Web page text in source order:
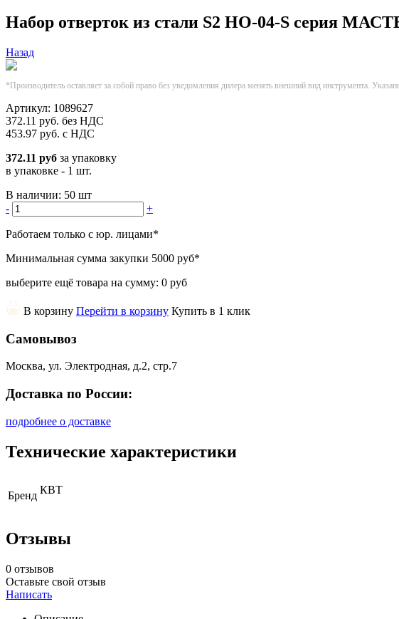
Набор отверток из стали S2 НО-04-S серия
Назад
*Производитель оставляет за собой право без уведомления дилера менять внешний вид инструмента.
Артикул: 1089627
372.11 руб. без НДС
453.97 руб. с НДС
372.11 руб за упаковку
в упаковке - 1 шт.
В наличии: 50 шт
-
+
Работаем только с юр. лицами*
Минимальная сумма закупки 5000 руб*
выберите ещё товара на сумму: 0 руб
В корзину Перейти в корзину Купить в 1 клик
Самовывоз
Москва, ул. Электродная, д.2, стр.7
Доставка по России:
подробнее о доставке
Технические характеристики
Бренд КВТ
Отзывы
0 отзывов
Оставьте свой отзыв
Написать